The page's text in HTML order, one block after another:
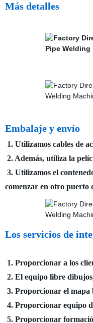
Más detalles
Embalaje y envío
1. Utilizamos cables de
2. Además, utiliza la
3. Utilizamos el
comenzar en otro puerto
Los servicios de
1. Proporcionar a los
2. El equipo libre
3. Proporcionar el mapa
4. Proporcionar equipo
5. Proporcionar